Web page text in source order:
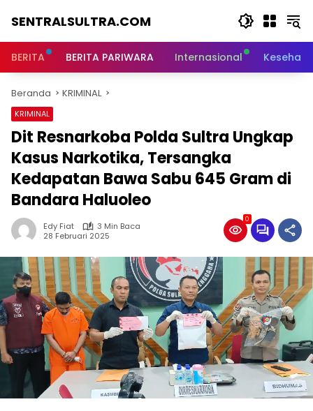
SENTRALSULTRA.COM
BERITA BERITA PARIWARA Internasional
Beranda KRIMINAL
KRIMINAL
Dit Resnarkoba Polda Sultra Ungkap
Kasus Narkotika, Tersangka
Kedapatan Bawa Sabu 645 Gram di
Bandara Haluoleo
Edy Fiat
3 Min Baca
28 Februari 2025
0